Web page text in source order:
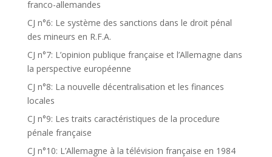
franco-allemandes
CJ n°6: Le système des sanctions dans le droit pénal
des mineurs en R.F.A.
CJ n°7: L’opinion publique française et l’Allemagne dans
la perspective européenne
CJ n°8: La nouvelle décentralisation et les finances
locales
CJ n°9: Les traits caractéristiques de la procedure
pénale française
CJ n°10: L’Allemagne à la télévision française en 1984